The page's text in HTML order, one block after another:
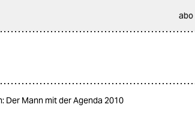
abo
Der Mann mit der Agenda 2010